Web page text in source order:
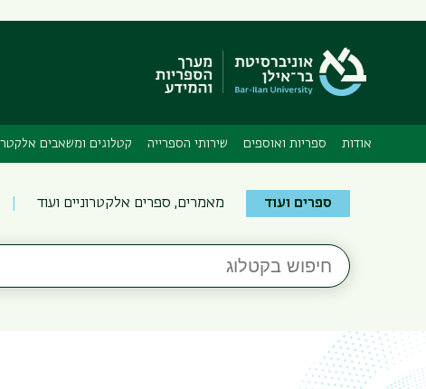
אודות ספריות ואוספים שירותי הספרייה קטלוגים ומשאבים
Search
Bar-
Ilan
ספרים ועוד מאמרים, ספרים אלקטרוניים ועוד
חיפוש
בקטלוג